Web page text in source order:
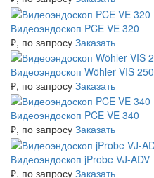
Видеоэндоскоп PCE VE 320
₽, по запросу Заказать
Видеоэндоскоп Wöhler VIS 250
₽, по запросу Заказать
Видеоэндоскоп PCE VE 340
₽, по запросу Заказать
Видеоэндоскоп jProbe VJ-ADV
₽, по запросу Заказать